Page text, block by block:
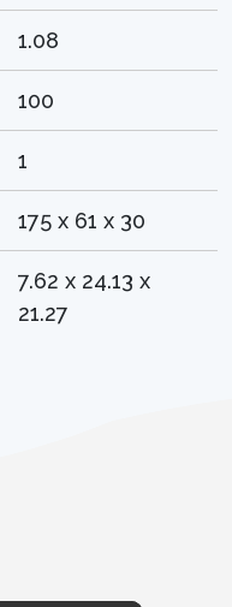
1.08
100
1
175 x 61 x 30
7.62 x 24.13 x
21.27